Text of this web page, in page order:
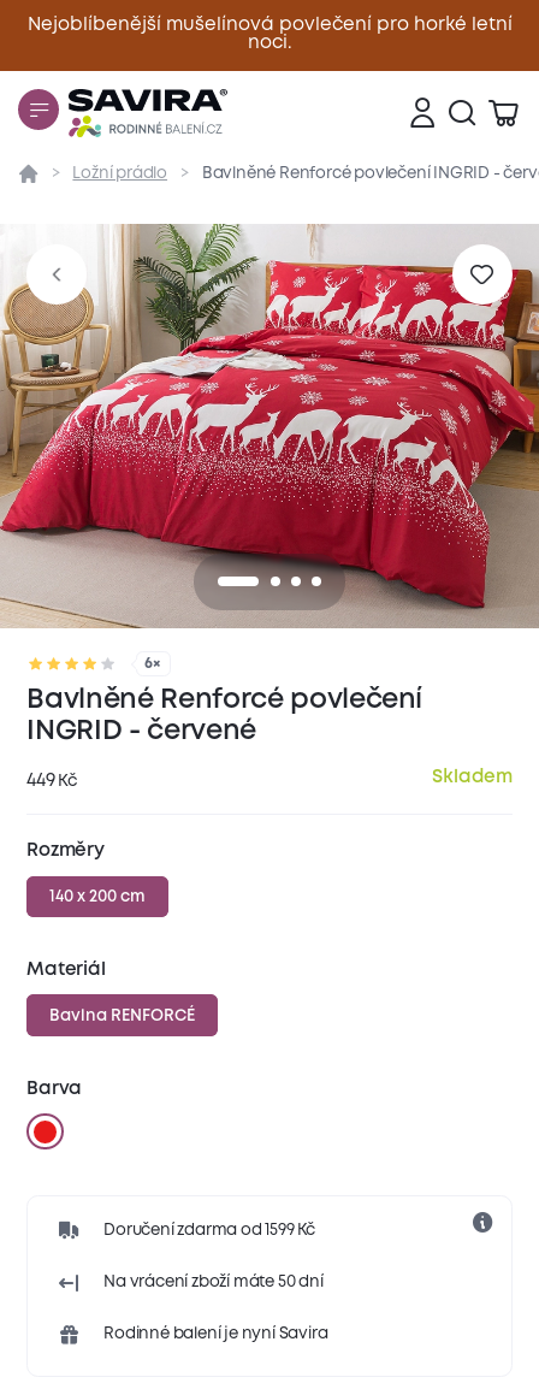
Nejoblíbenější mušelínová povlečení pro horké letní
noci.
Zavřít
Přehled Parametry Popis produktu Materiál
Ložní prádlo Bavlněné Renforcé povlečení INGRID -
6×
Bavlněné Renforcé povlečení
INGRID - červené
449 Kč Skladem
Rozměry
140 x 200 cm
Materiál
Bavlna RENFORCÉ
Barva
Doručení zdarma od 1599 Kč
Na vrácení zboží máte 50 dní
Rodinné balení je nyní Savira